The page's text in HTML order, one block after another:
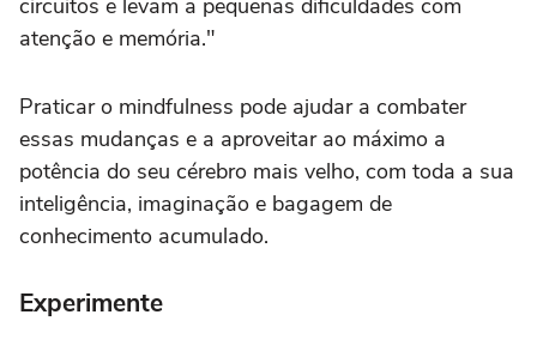
circuitos e levam a pequenas dificuldades com
atenção e memória."
Praticar o mindfulness pode ajudar a combater
essas mudanças e a aproveitar ao máximo a
potência do seu cérebro mais velho, com toda a sua
inteligência, imaginação e bagagem de
conhecimento acumulado.
Experimente